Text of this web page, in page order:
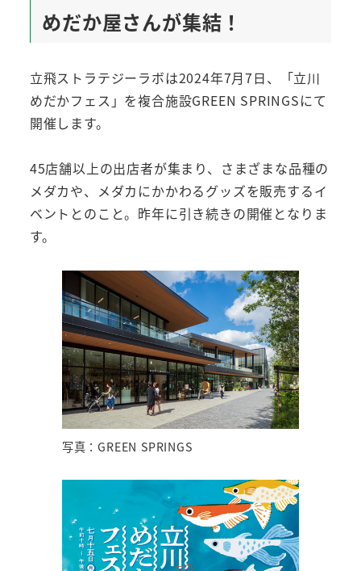
めだか屋さんが集結！
立飛ストラテジーラボは2024年7月7日、「立川
めだかフェス」を複合施設GREEN SPRINGSにて
開催します。
45店舗以上の出店者が集まり、さまざまな品種の
メダカや、メダカにかかわるグッズを販売するイ
ベントとのこと。昨年に引き続きの開催となりま
す。
写真：GREEN SPRINGS